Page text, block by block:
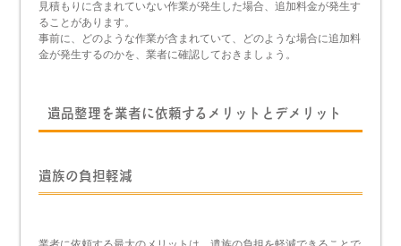
見積もりに含まれていない作業が発生した場合、追加料金が発生す
ることがあります。
事前に、どのような作業が含まれていて、どのような場合に追加料
金が発生するのかを、業者に確認しておきましょう。
遺品整理を業者に依頼するメリットとデメリット
遺族の負担軽減